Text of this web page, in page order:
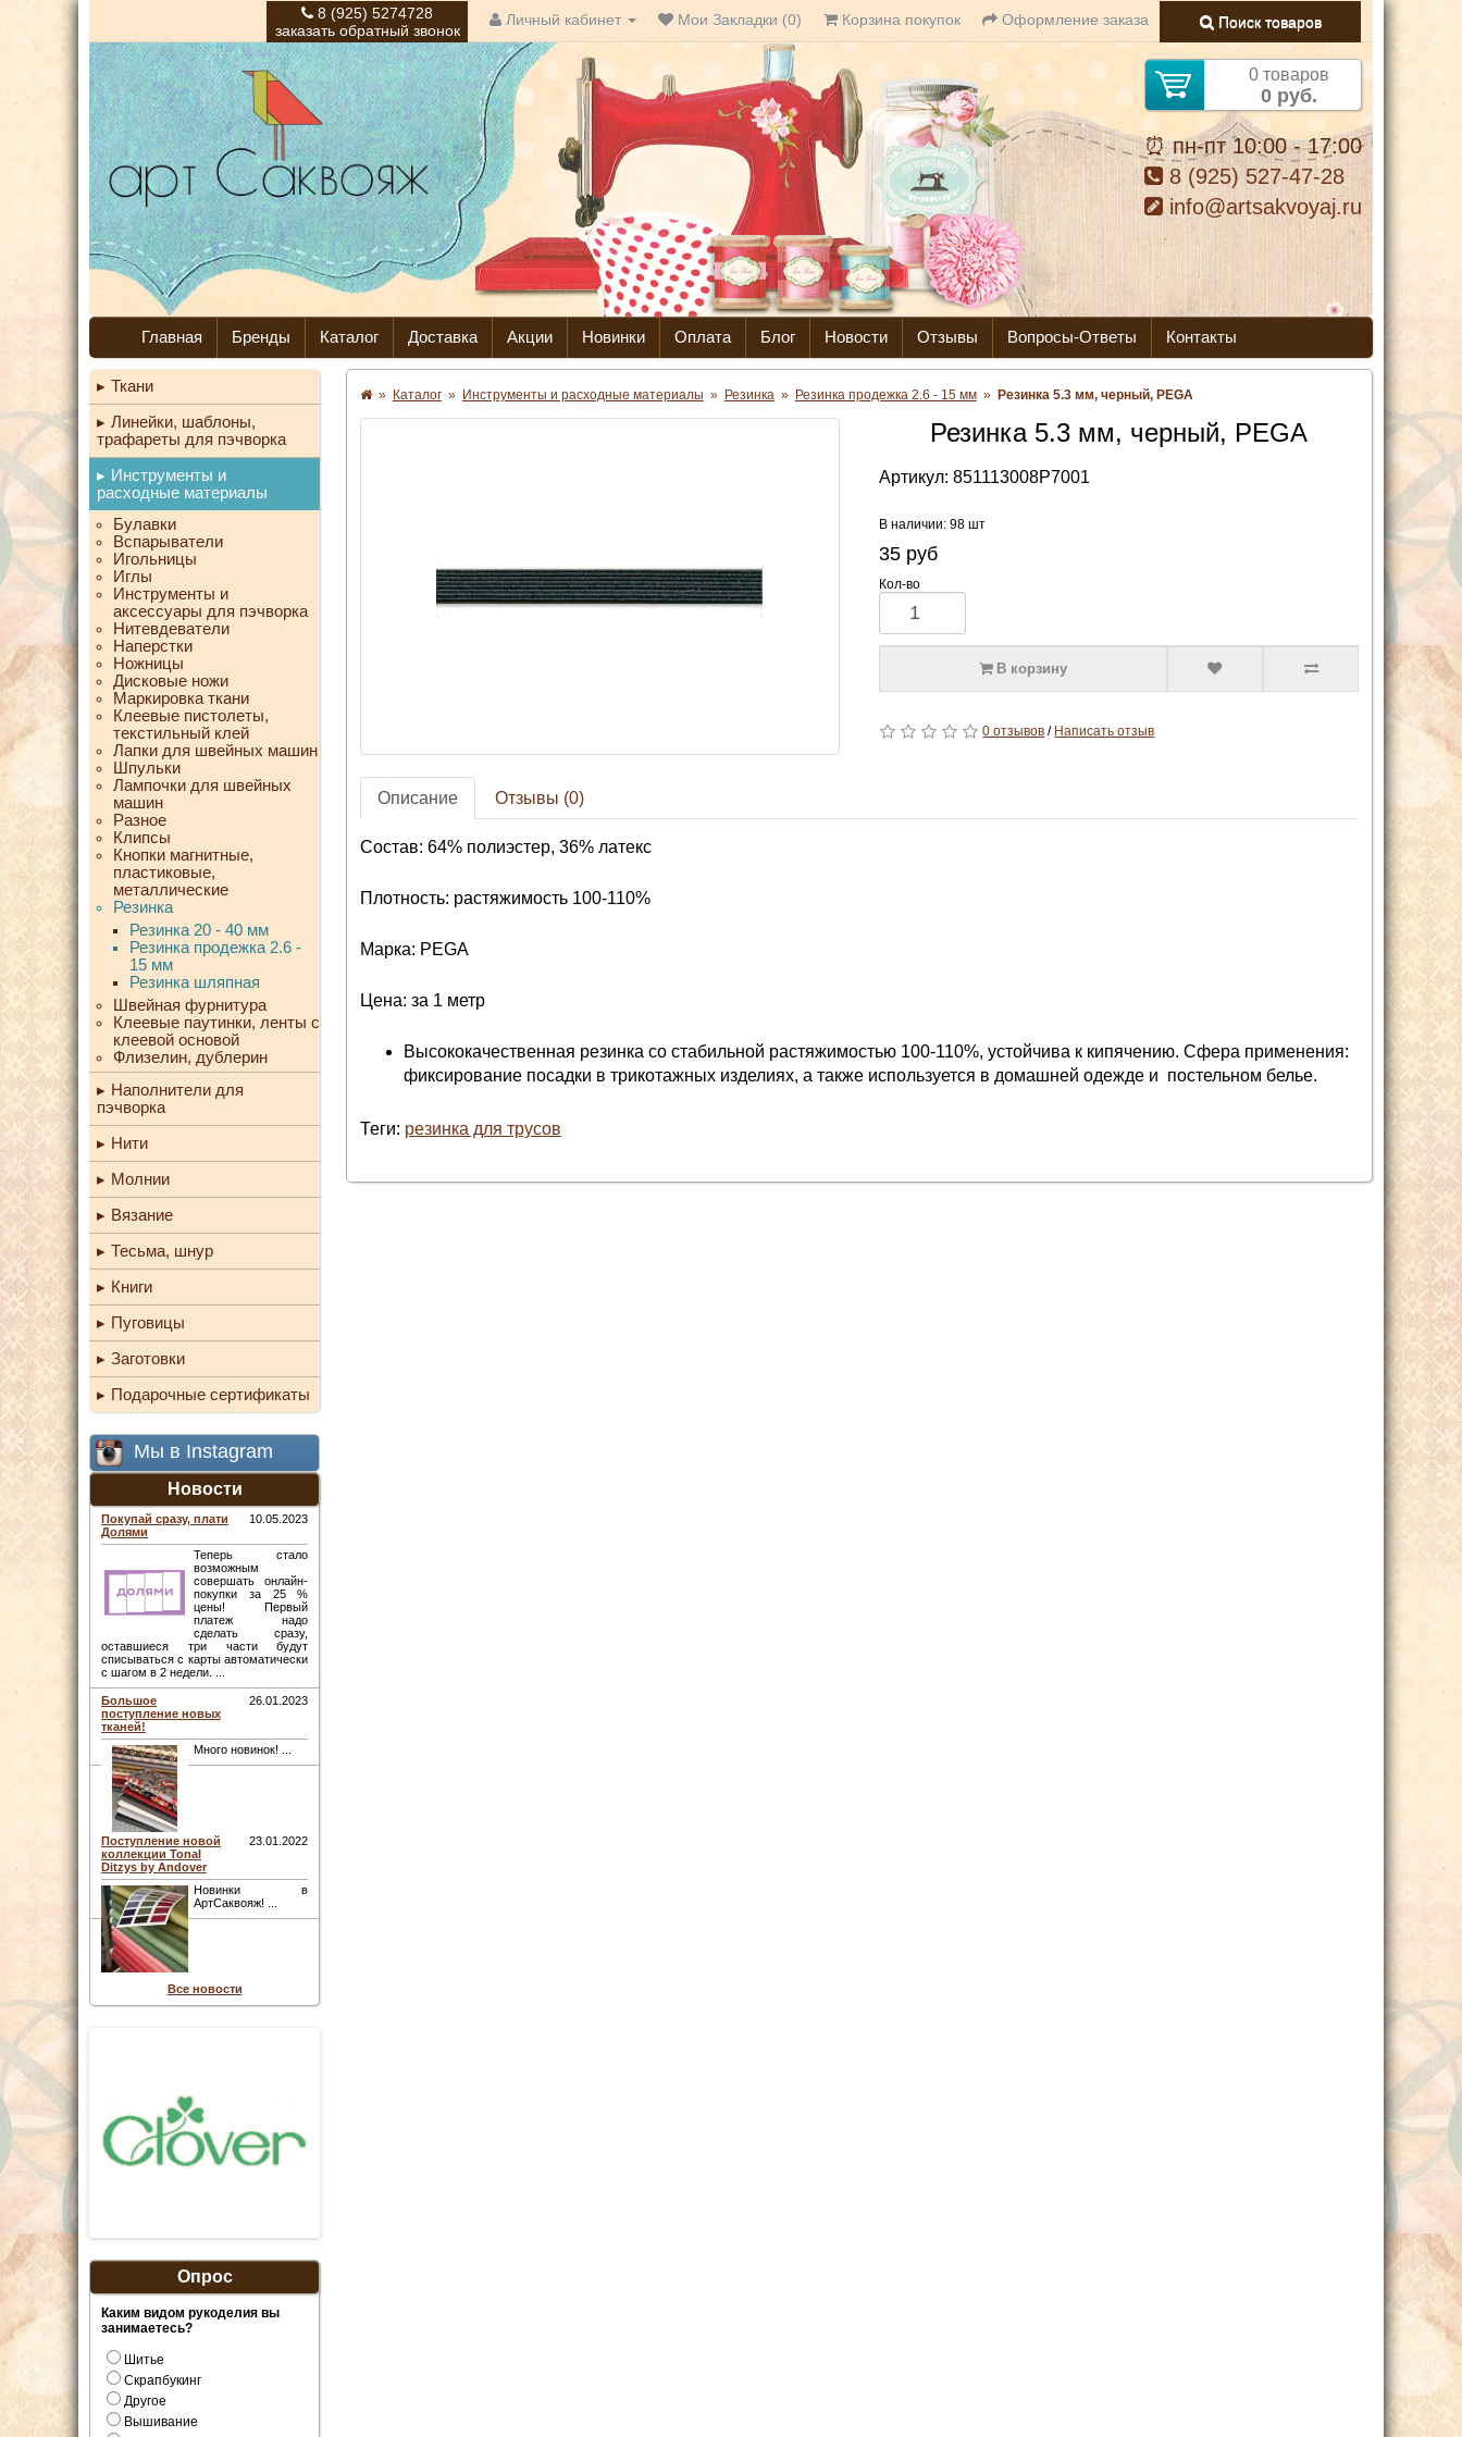
8 (925) 5274728
заказать обратный звонок
Личный кабинет Мои Закладки (0) Корзина покупок Оформление заказа Поиск товаров
0 товаров
0 руб.
⏰ пн-пт 10:00 - 17:00
8 (925) 527-47-28
info@artsakvoyaj.ru
Главная Бренды Каталог Доставка Акции Новинки Оплата Блог Новости Отзывы Вопросы-Ответы Контакты
Ткани
Линейки, шаблоны,
трафареты для пэчворка
Инструменты и
расходные материалы
Булавки
Вспарыватели
Игольницы
Иглы
Инструменты и
аксессуары для пэчворка
Нитевдеватели
Наперстки
Ножницы
Дисковые ножи
Маркировка ткани
Клеевые пистолеты,
текстильный клей
Лапки для швейных машин
Шпульки
Лампочки для швейных
машин
Разное
Клипсы
Кнопки магнитные,
пластиковые,
металлические
Резинка
Резинка 20 - 40 мм
Резинка продежка 2.6 -
15 мм
Резинка шляпная
Швейная фурнитура
Клеевые паутинки, ленты с
клеевой основой
Флизелин, дублерин
Наполнители для
пэчворка
Нити
Молнии
Вязание
Тесьма, шнур
Книги
Пуговицы
Заготовки
Подарочные сертификаты
Мы в Instagram
Новости
Покупай сразу, плати
Долями
10.05.2023
Теперь стало
возможным
совершать онлайн-
покупки за 25 %
цены! Первый
платеж надо
сделать сразу,
оставшиеся три части будут
списываться с карты автоматически
с шагом в 2 недели. ...
Большое
поступление новых
тканей!
26.01.2023
Много новинок! ...
Поступление новой
коллекции Tonal
Ditzys by Andover
23.01.2022
Новинки в
АртСаквояж! ...
Все новости
Опрос
Каким видом рукоделия вы
занимаетесь?
Шитье
Скрапбукинг
Другое
Вышивание
» Каталог » Инструменты и расходные материалы » Резинка » Резинка продежка 2.6 - 15 мм » Резинка 5.3 мм, черный, PEGA
Резинка 5.3 мм, черный, PEGA
Артикул:851113008P7001
В наличии: 98 шт
35 руб
Кол-во
В корзину
0 отзывов / Написать отзыв
Описание Отзывы (0)
Состав: 64% полиэстер, 36% латекс
Плотность: растяжимость 100-110%
Марка: PEGA
Цена: за 1 метр
Высококачественная резинка со стабильной растяжимостью 100-110%, устойчива к кипячению. Сфера применения:
фиксирование посадки в трикотажных изделиях, а также используется в домашней одежде и постельном белье.
Теги: резинка для трусов